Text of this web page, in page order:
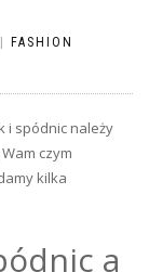
FASHION
i spódnic należy
czym
kilka
a